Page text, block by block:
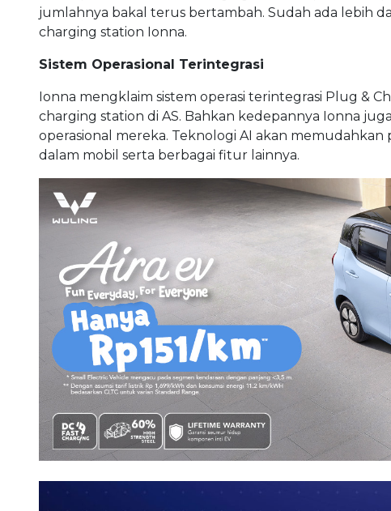
jumlahnya bakal terus bertambah. Sudah ada lebih
charging station Ionna.
Sistem Operasional Terintegrasi
Ionna mengklaim sistem operasi terintegrasi Plug &
charging station di AS. Bahkan kedepannya Ionna
operasional mereka. Teknologi AI akan
dalam mobil serta berbagai fitur lainnya.